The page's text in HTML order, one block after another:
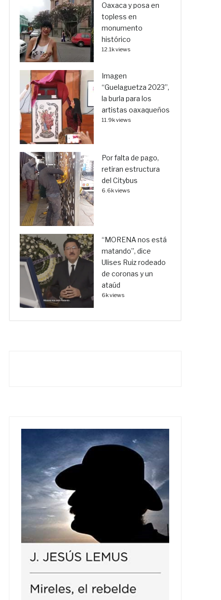
Oaxaca y posa en
topless en
monumento
histórico
12.1k views
Imagen
“Guelaguetza 2023”,
la burla para los
artistas oaxaqueños
11.9k views
Por falta de pago,
retiran estructura
del Citybus
6.6k views
“MORENA nos está
matando”, dice
Ulises Ruiz rodeado
de coronas y un
ataúd
6k views